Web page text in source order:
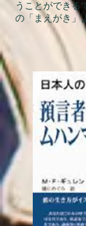
うことができる
の「まえがき」